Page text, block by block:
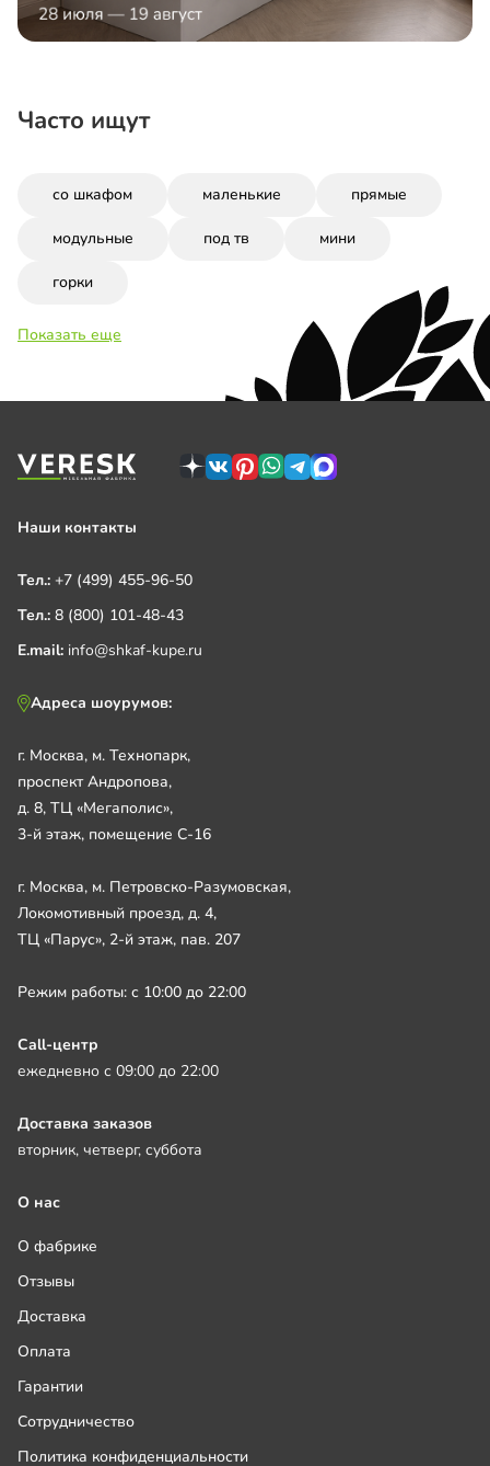
Часто ищут
со шкафом маленькие прямые
модульные под тв мини
горки
Показать еще
Наши контакты
Тел.: +7 (499) 455-96-50
Тел.: 8 (800) 101-48-43
E.mail: info@shkaf-kupe.ru
Адреса шоурумов:
г. Москва, м. Технопарк,
проспект Андропова,
д. 8, ТЦ «Мегаполис»,
3-й этаж, помещение С-16
г. Москва, м. Петровско-Разумовская,
Локомотивный проезд, д. 4,
ТЦ «Парус», 2-й этаж, пав. 207
Режим работы: с 10:00 до 22:00
Call-центр
ежедневно с 09:00 до 22:00
Доставка заказов
вторник, четверг, суббота
О нас
О фабрике
Отзывы
Доставка
Оплата
Гарантии
Сотрудничество
Политика конфиденциальности